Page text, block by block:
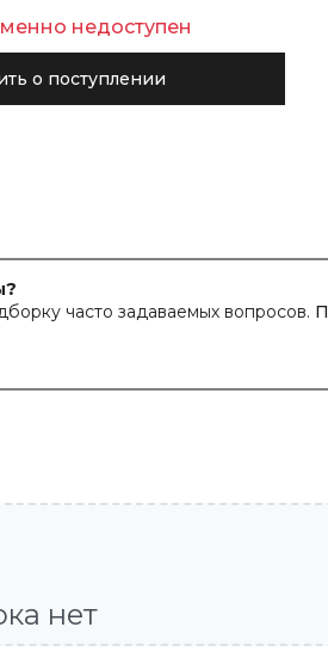
недоступен
о поступлении
часто задаваемых вопросов.
нет